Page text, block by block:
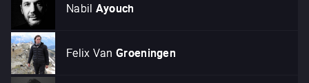
Nabil Ayouch
Felix Van Groeningen